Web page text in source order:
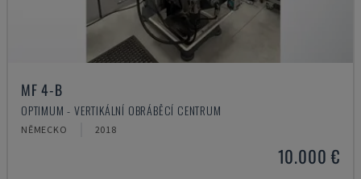
MF 4-B
OPTIMUM - VERTIKÁLNÍ OBRÁBĚCÍ CENTRUM
NĚMECKO 2018
10.000 €